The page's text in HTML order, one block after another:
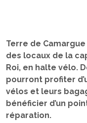
Terre de
des locaux de la
Roi, en halte vélo.
pourront profiter
vélos et leurs
bénéficier d’un
réparation.